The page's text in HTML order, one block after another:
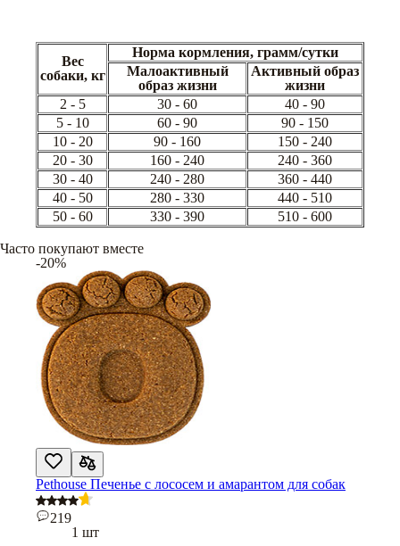
Вес
собаки, кг
Норма кормления, грамм/сутки
Малоактивный
образ жизни
Активный образ
жизни
2 - 5
30 - 60
40 - 90
5 - 10
60 - 90
90 - 150
10 - 20
90 - 160
150 - 240
20 - 30
160 - 240
240 - 360
30 - 40
240 - 280
360 - 440
40 - 50
280 - 330
440 - 510
50 - 60
330 - 390 510 - 600
Часто покупают вместе
-20%
Pethouse Печенье с лососем и амарантом для собак
219
1 шт